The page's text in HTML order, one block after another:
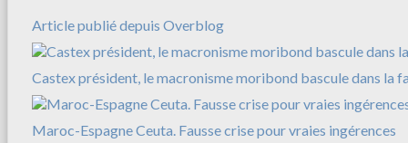
Article publié depuis Overblog
Castex président, le macronisme moribond bascule dans la
Maroc-Espagne Ceuta. Fausse crise pour vraies ingérences